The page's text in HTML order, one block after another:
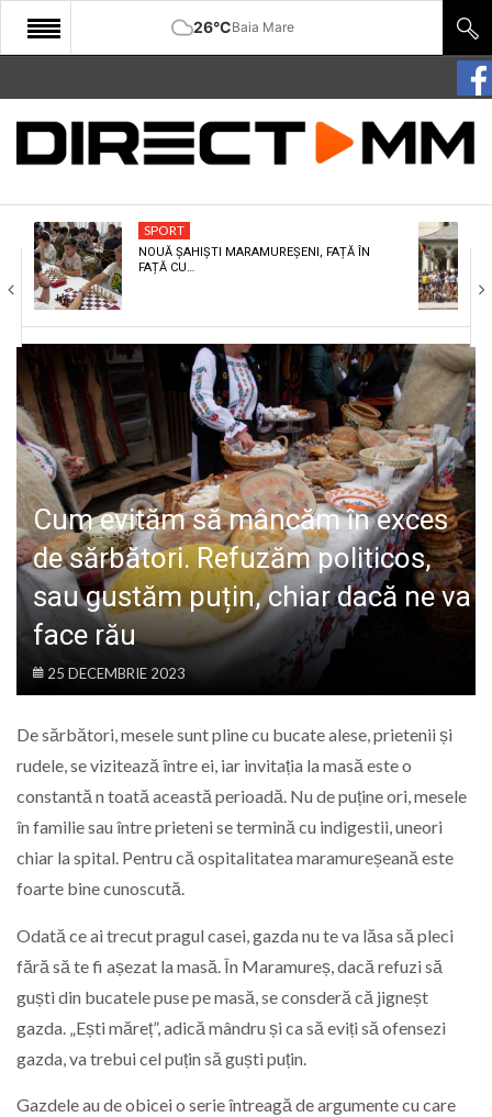
26°CBaia Mare
START
COMUNITATE
CULTURA
ECONOMIE
SANATATE
SPORT
SPECIAL
POLITIC
LIFE
SPORT
NOUĂ ȘAHIȘTI MARAMUREȘENI, FAȚĂ ÎN
FAȚĂ CU…
Cum evităm să mâncăm în exces
de sărbători. Refuzăm politicos,
sau gustăm puțin, chiar dacă ne va
face rău
25 DECEMBRIE 2023
De sărbători, mesele sunt pline cu bucate alese, prietenii și
rudele, se vizitează între ei, iar invitația la masă este o
constantă n toată această perioadă. Nu de puține ori, mesele
în familie sau între prieteni se termină cu indigestii, uneori
chiar la spital. Pentru că ospitalitatea maramureșeană este
foarte bine cunoscută.
Odată ce ai trecut pragul casei, gazda nu te va lăsa să pleci
fără să te fi așezat la masă. În Maramureș, dacă refuzi să
guști din bucatele puse pe masă, se consderă că jigneșt
gazda. „Ești măreț”, adică mândru și ca să eviți să ofensezi
gazda, va trebui cel puțin să guști puțin.
Gazdele au de obicei o serie întreagă de argumente cu care